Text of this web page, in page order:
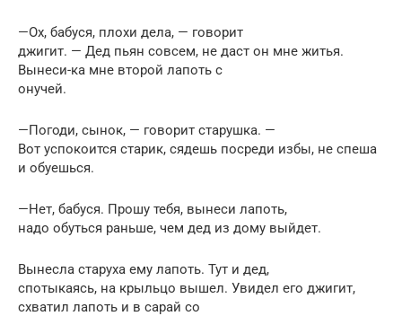
—Ох, бабуся, плохи дела, — говорит
джигит. — Дед пьян совсем, не даст он мне житья.
Вынеси-ка мне второй лапоть с
онучей.
—Погоди, сынок, — говорит старушка. —
Вот успокоится старик, сядешь посреди избы, не спеша
и обуешься.
—Нет, бабуся. Прошу тебя, вынеси лапоть,
надо обуться раньше, чем дед из дому выйдет.
Вынесла старуха ему лапоть. Тут и дед,
спотыкаясь, на крыльцо вышел. Увидел его джигит,
схватил лапоть и в сарай со